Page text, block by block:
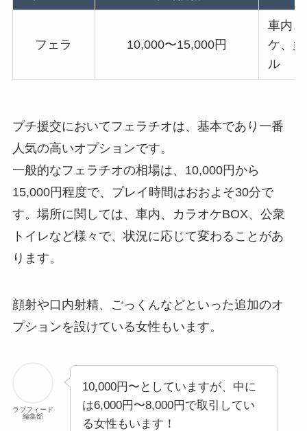
フェラ 10,000〜15,000円
車内
ケ、
ル
プチ援交においてフェラチオは、基本であり一番
人気の高いオプションです。
一般的なフェラチオの相場は、10,000円から
15,000円程度で、プレイ時間はおおよそ30分で
す。場所に関しては、車内、カラオケBOX、公衆
トイレなど様々で、状況に応じて変わることがあ
ります。
顔射や口内射精、ごっくんなどといった追加のオ
プションを設けている女性もいます。
ラブフィード
編集部
10,000円〜としていますが、中に
は6,000円〜8,000円で取引してい
る女性もいます！